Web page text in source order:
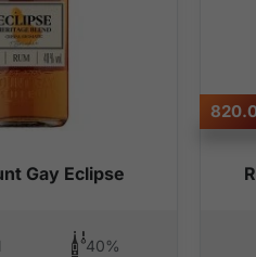
Gay Eclipse
40%